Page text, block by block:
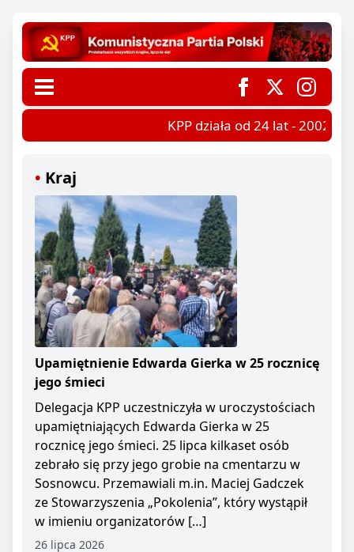
KPP działa od 24 lat - 2002-
Kraj
Upamiętnienie Edwarda Gierka w 25 rocznicę
jego śmieci
Delegacja KPP uczestniczyła w uroczystościach
upamiętniających Edwarda Gierka w 25
rocznicę jego śmieci. 25 lipca kilkaset osób
zebrało się przy jego grobie na cmentarzu w
Sosnowcu. Przemawiali m.in. Maciej Gadczek
ze Stowarzyszenia „Pokolenia”, który wystąpił
w imieniu organizatorów […]
26 lipca 2026